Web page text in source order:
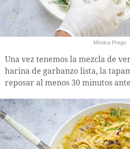
Mónica Prego
Una vez tenemos la mezcla de
harina de garbanzo lista, la
reposar al menos 30 minutos